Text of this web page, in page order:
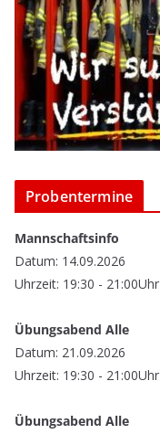
Probentermine
Mannschaftsinfo
Datum: 14.09.2026
Uhrzeit: 19:30 - 21:00Uhr
Übungsabend Alle
Datum: 21.09.2026
Uhrzeit: 19:30 - 21:00Uhr
Übungsabend Alle